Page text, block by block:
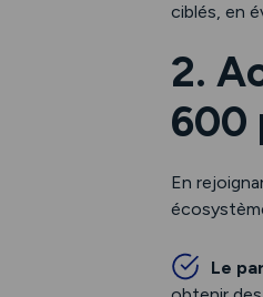
ciblés, en
2.
600
En
Le